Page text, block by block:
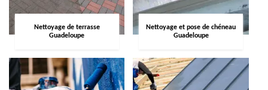
Nettoyage de terrasse
Guadeloupe
Nettoyage et pose de chéneau
Guadeloupe